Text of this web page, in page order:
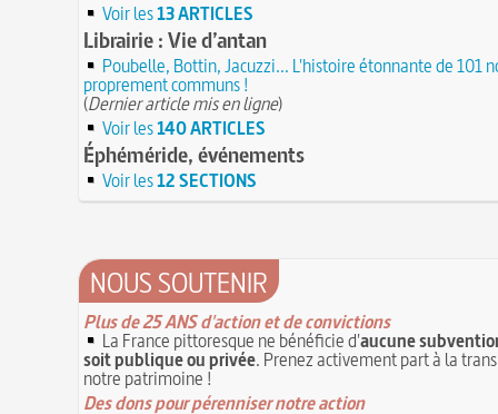
Voir les13 ARTICLES
Librairie : Vie d’antan
Poubelle, Bottin, Jacuzzi... L'histoire étonnante de 101
proprement communs !
(Dernier article mis en ligne)
Voir les140 ARTICLES
Éphéméride, événements
Voir les12 SECTIONS
NOUS SOUTENIR
Plus de 25 ANS d'action et de convictions
La France pittoresque ne bénéficie d'aucune
soit publique ou privée. Prenez activement part à la
notre patrimoine !
Des dons pour pérenniser notre action